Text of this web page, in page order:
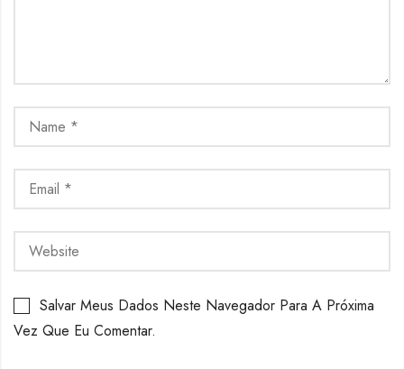
Salvar Meus Dados Neste Navegador Para A Próxima
Vez Que Eu Comentar.